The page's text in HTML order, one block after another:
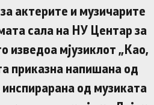
актерите и музичарите
сала на НУ Центар за
изведоа мјузиклот „Као,
приказна напишана од
од музиката